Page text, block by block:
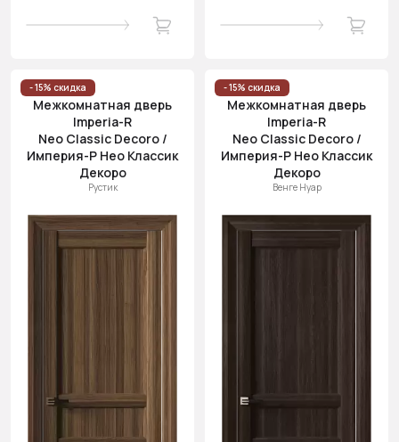
- 15% скидка
Межкомнатная дверь
Imperia-R
Neo Classic Decoro /
Империя-Р Нео Классик
Декоро
Рустик
- 15% скидка
Межкомнатная дверь
Imperia-R
Neo Classic Decoro /
Империя-Р Нео Классик
Декоро
Венге Нуар